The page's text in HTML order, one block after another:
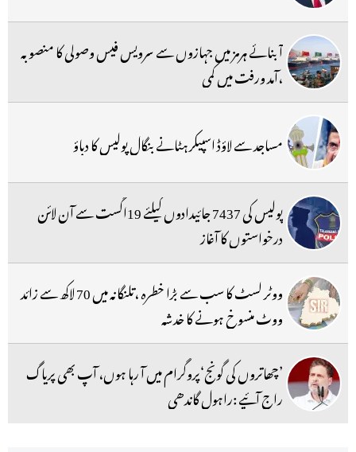
آبنائے ہرمز میں جہازوں سے سرویس فیس وصولی کا منصوبہ
،آمد ورفت میں کمی
مساجد سے لاؤڈ اسپیکر ہٹانے بنگال پولیس کا دباؤ
پولیس کی 7437 جائیدادوں کیلئے 19اگست سے آن لائن
درخواستوں کا آغاز
ووٹر لسٹ کا سب سے بڑا خطرہ ،تلنگانہ میں 70 لاکھ سے زائد
ووٹ منسوخ ہونے کا خدشہ
’چھاتروں کی گونج‘پروگرام میں آ رہا ہوں، آپ بھی پریاگ
راج آئیے :راہول گاندھی